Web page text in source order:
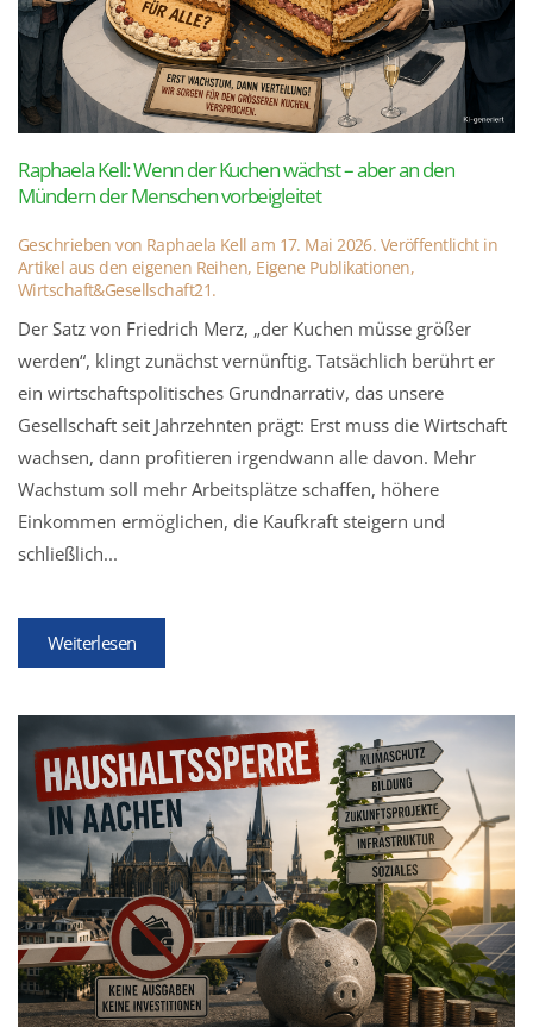
Raphaela Kell: Wenn der Kuchen wächst – aber an den
Mündern der Menschen vorbeigleitet
Geschrieben von Raphaela Kell am 17. Mai 2026. Veröffentlicht in
Artikel aus den eigenen Reihen, Eigene Publikationen,
Wirtschaft&Gesellschaft21.
Der Satz von Friedrich Merz, „der Kuchen müsse größer
werden“, klingt zunächst vernünftig. Tatsächlich berührt er
ein wirtschaftspolitisches Grundnarrativ, das unsere
Gesellschaft seit Jahrzehnten prägt: Erst muss die Wirtschaft
wachsen, dann profitieren irgendwann alle davon. Mehr
Wachstum soll mehr Arbeitsplätze schaffen, höhere
Einkommen ermöglichen, die Kaufkraft steigern und
schließlich...
Weiterlesen